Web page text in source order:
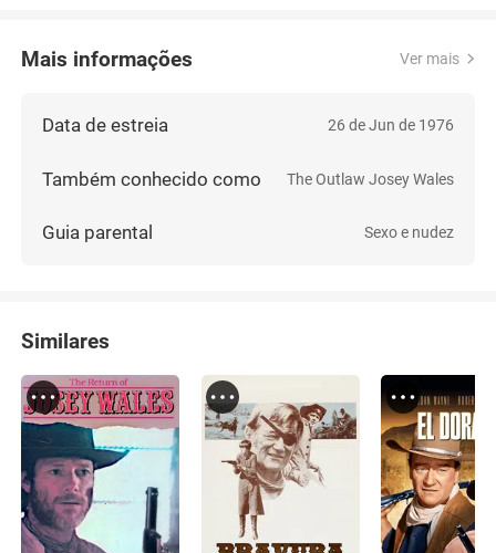
Mais informações Ver mais
Data de estreia 26 de Jun de 1976
Também conhecido como The Outlaw Josey Wales
Guia parental Sexo e nudez
Similares